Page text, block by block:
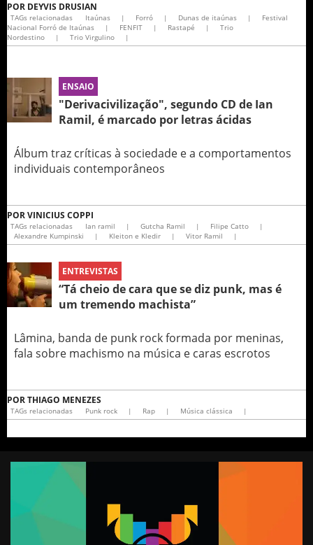
POR DEYVIS DRUSIAN
TAGs relacionadas Itaúnas | Forró | Dunas de itaúnas |
Festival
Nacional Forró de Itaúnas
| FENFIT | Rastapé |
Trio
Nordestino
| Trio Virgulino |
ENSAIO
"Derivacivilização", segundo CD de Ian
Ramil, é marcado por letras ácidas
Álbum traz críticas à sociedade e a comportamentos
individuais contemporâneos
PORVINICIUS COPPI
TAGs relacionadas Ian ramil | Gutcha Ramil | Filipe Catto
|
Alexandre Kumpinski
| Kleiton e Kledir | Vitor Ramil |
ENTREVISTAS
“Tá cheio de cara que se diz punk, mas é
um tremendo machista”
Lâmina, banda de punk rock formada por meninas,
fala sobre machismo na música e caras escrotos
PORTHIAGO MENEZES
TAGs relacionadas Punk rock | Rap | Música clássica |